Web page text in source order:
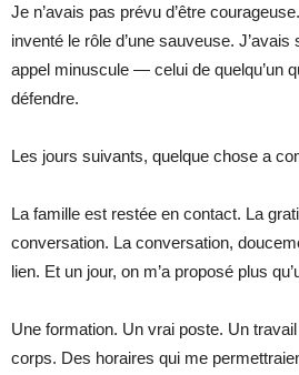
Je n’avais pas prévu d’être
inventé le rôle d’une sauveuse.
appel minuscule — celui de quelqu’un
défendre.
Les jours suivants, quelque chose a
La famille est restée en contact. La
conversation. La conversation,
lien. Et un jour, on m’a proposé plus
Une formation. Un vrai poste. Un
corps. Des horaires qui me